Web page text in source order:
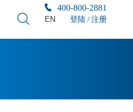
EN 登陆 / 注册
400-800-2881